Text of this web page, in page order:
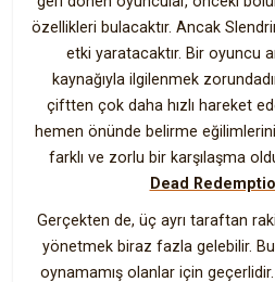
özellikleri bulacaktır. Ancak
etki yaratacaktır. Bir oyuncu
kaynağıyla ilgilenmek
çiftten çok daha hızlı hareket
hemen önünde belirme
farklı ve zorlu bir karşılaşma
Dead
Gerçekten de, üç ayrı taraftan
yönetmek biraz fazla gelebilir.
oynamamış olanlar için